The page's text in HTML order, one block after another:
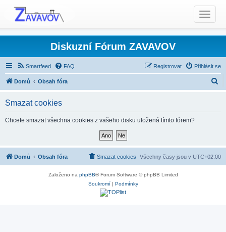
T
o
g
l
e
n
i
o
n
Diskuzní Fórum ZAVAVOV
Smartfeed FAQ Přihlásit se
Registrovat
Domů Obsah fóra
Smazat cookies
Chcete smazat všechna cookies z vašeho disku uložená tímto fórem?
Domů Obsah fóra Všechny časy jsou v UTC+02:00
Smazat cookies
Založeno na phpBB® Forum Software © phpBB Limited
Soukromí| Podmínky